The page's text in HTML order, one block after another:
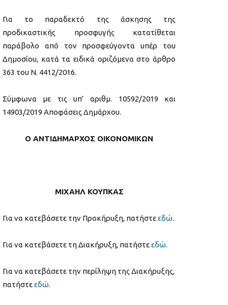
Για το παραδεκτό της άσκησης της
προδικαστικής προσφυγής κατατίθεται
παράβολο από τον προσφεύγοντα υπέρ του
Δημοσίου, κατά τα ειδικά οριζόμενα στο άρθρο
363 του Ν. 4412/2016.
Σύμφωνα με τις υπ’ αριθμ. 10592/2019 και
14903/2019 Αποφάσεις Δημάρχου.
Ο ΑΝΤΙΔΗΜΑΡΧΟΣ ΟΙΚΟΝΟΜΙΚΩΝ
ΜΙΧΑΗΛ ΚΟΥΠΚΑΣ
Για να κατεβάσετε την Προκήρυξη, πατήστεεδώ.
Για να κατεβάσετε τη Διακήρυξη, πατήστεεδώ.
Για να κατεβάσετε την περίληψη της Διακήρυξης,
πατήστεεδώ.